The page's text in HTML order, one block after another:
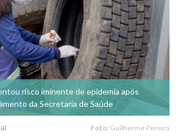
risco iminente de epidemia após
da Secretaria de Saúde
Foto: Guilherme Pereira